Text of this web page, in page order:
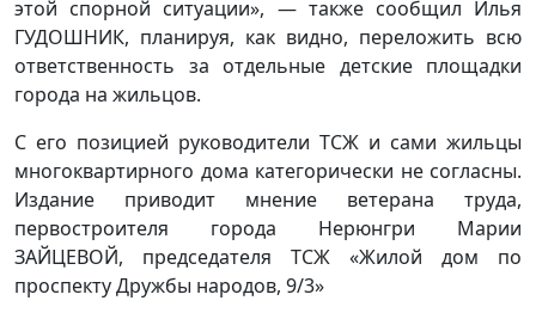
этой спорной ситуации», — также сообщил Илья
ГУДОШНИК, планируя, как видно, переложить всю
ответственность за отдельные детские площадки
города на жильцов.
С его позицией руководители ТСЖ и сами жильцы
многоквартирного дома категорически не согласны.
Издание приводит мнение ветерана труда,
первостроителя города Нерюнгри Марии
ЗАЙЦЕВОЙ, председателя ТСЖ «Жилой дом по
проспекту Дружбы народов, 9/3»